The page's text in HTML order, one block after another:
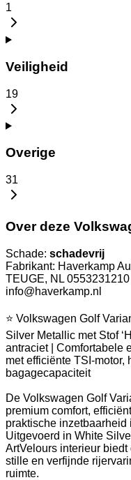
1
Veiligheid
19
Overige
31
Over deze
Schade: schadevrij
Fabrikant: Haverkamp
TEUGE, NL
info@haverkamp.nl
⭐ Volkswagen Golf
Silver Metallic met Stof
antraciet | Comfortabele
met efficiënte TSI-
bagagecapaciteit
De Volkswagen Golf
premium comfort,
praktische
Uitgevoerd in White
ArtVelours interieur
stille en verfijnde
ruimte.